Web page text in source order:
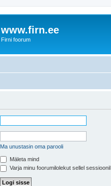
www.firn.ee
Firni foorum
Ma unustasin oma parooli
Mäleta mind
Varja minu foorumilolekut sellel sessioonil